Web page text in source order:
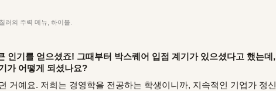
칠러의 주력 메뉴, 하이볼.
인기를 얻으셨죠! 그때부터 박스퀘어 입점 계기가 있으셨다고 했는데,
가 어떻게 되셨나요?
거예요. 저희는 경영학을 전공하는 학생이니까, 지속적인 기업가 정신